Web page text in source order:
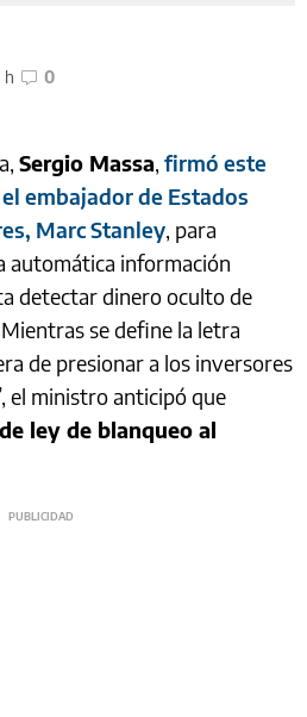
h
0
Sergio Massa, firmó este
embajador de Estados
Marc Stanley, para
automática información
detectar dinero oculto de
Mientras se define la letra
de presionar a los inversores
el ministro anticipó que
ley de blanqueo al